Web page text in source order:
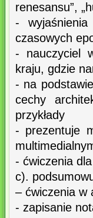
renesansu”,
-
czasowych
- nauczyciel
kraju, gdzie
- na
cechy
przykłady
- prezentuje
- ćwiczenia
c).
– ćwiczenia w
- zapisanie